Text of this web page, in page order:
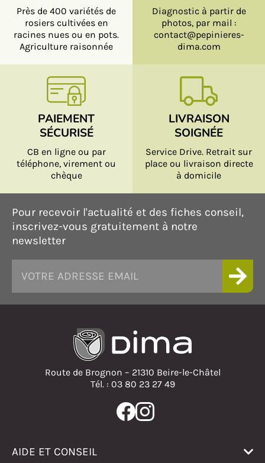
Près de 400 variétés de
rosiers cultivées en
racines nues ou en pots.
Agriculture raisonnée
Diagnostic à partir de
photos, par mail :
contact@pepinieres-
dima.com
PAIEMENT
SÉCURISÉ
CB en ligne ou par
téléphone, virement ou
chèque
LIVRAISON
SOIGNÉE
Service Drive. Retrait sur
place ou livraison directe
à domicile
Pour recevoir l'actualité et des fiches conseil,
inscrivez-vous gratuitement à notre
newsletter
Route de Brognon – 21310 Beire-le-Châtel
Tél. : 03 80 23 27 49
AIDE ET CONSEIL